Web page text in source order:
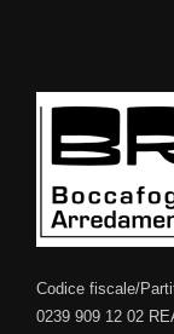
Codice fiscale/
0239 909 12 02